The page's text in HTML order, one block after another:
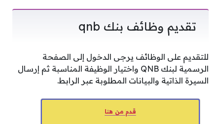
تقديم وظائف بنك qnb
للتقديم على الوظائف يرجى الدخول إلى الصفحة
الرسمية لبنك QNB واختيار الوظيفة المناسبة ثم إرسال
السيرة الذاتية والبيانات المطلوبة عبر الرابط.
قدم من هنا